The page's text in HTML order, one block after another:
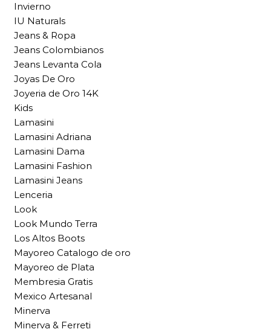
Invierno
IU Naturals
Jeans & Ropa
Jeans Colombianos
Jeans Levanta Cola
Joyas De Oro
Joyeria de Oro 14K
Kids
Lamasini
Lamasini Adriana
Lamasini Dama
Lamasini Fashion
Lamasini Jeans
Lenceria
Look
Look Mundo Terra
Los Altos Boots
Mayoreo Catalogo de oro
Mayoreo de Plata
Membresia Gratis
Mexico Artesanal
Minerva
Minerva & Ferreti